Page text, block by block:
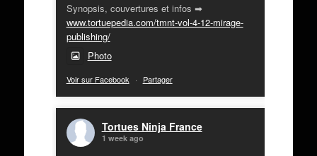
Synopsis, couvertures et infos ➡
www.tortuepedia.com/tmnt-vol-4-12-mirage-
publishing/
Photo
Voir sur Facebook · Partager
Tortues Ninja France
1 week ago